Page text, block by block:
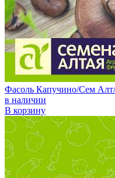
Фасоль Капучино/Сем
в наличии
В корзину